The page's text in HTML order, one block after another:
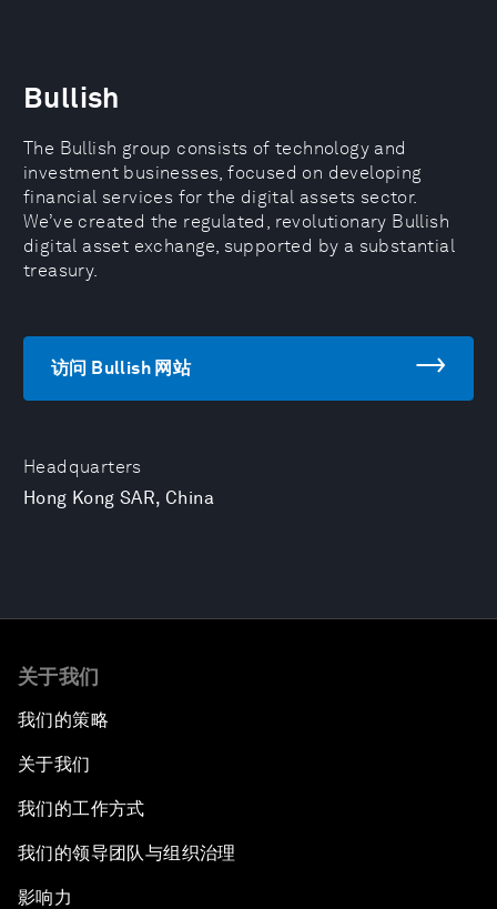
Headquarters
Hong Kong SAR, China
Bullish
The Bullish group consists of technology and
investment businesses, focused on developing
financial services for the digital assets sector.
We’ve created the regulated, revolutionary Bullish
digital asset exchange, supported by a substantial
treasury.
访问 Bullish 网站
关于我们
我们的策略
关于我们
我们的工作方式
我们的领导团队与组织治理
影响力